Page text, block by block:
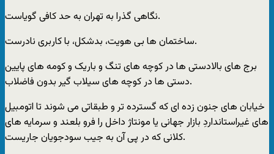
نگاهی گذرا به تهران به حد کافی گویاست.
ساختمان ها بی هویت، بدشکل، با کاربری نادرست.
برج های بالادستی ها در کوچه های تنگ و باریک و کومه های پایین
دستی ها در کوچه های سیلاب گیر بدون فاضلاب.
خیابان های جنون زده ای که گسترده تر و طبقاتی می شوند تا اتومبیل
های غیراستانداردِ بازار جهانی یا مونتاژ داخل را فرو بلعند و سرمایه های
کلانی که در پی آن به جیب سودجویان جاریست.